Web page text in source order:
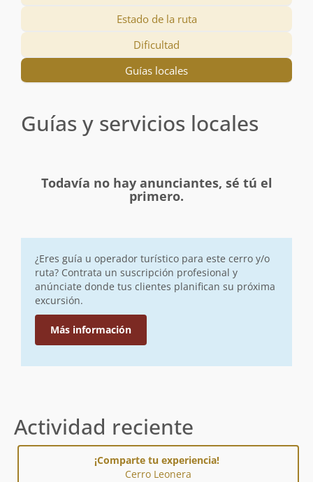
Estado de la ruta
Dificultad
Guías locales
Guías y servicios locales
Todavía no hay anunciantes, sé tú el
primero.
¿Eres guía u operador turístico para este cerro y/o
ruta? Contrata un suscripción profesional y
anúnciate donde tus clientes planifican su próxima
excursión.
Más información
Actividad reciente
¡Comparte tu experiencia!
Cerro Leonera